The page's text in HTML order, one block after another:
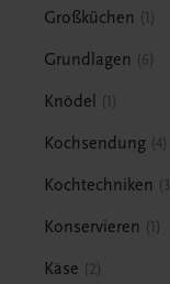
Großküchen 1
Grundlagen 6
Knödel 1
Kochsendung 4
Kochtechniken 3
Konservieren 1
Käse 2